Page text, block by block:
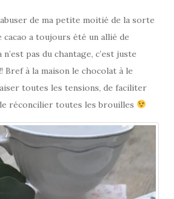
de ma petite moitié de la sorte
cacao a toujours été un allié de
pas du chantage, c’est juste
Bref à la maison le chocolat à le
toutes les tensions, de faciliter
réconcilier toutes les brouilles